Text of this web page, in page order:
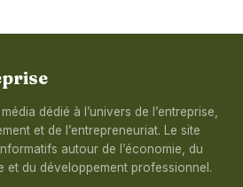
dédié à l’univers de l’entreprise,
et de l’entrepreneuriat. Le site
autour de l’économie, du
et du développement professionnel.